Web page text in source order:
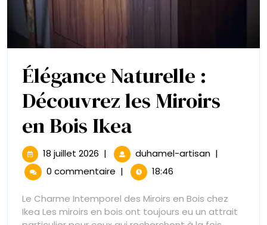
Élégance Naturelle :
Découvrez les Miroirs
en Bois IkeaÉlégance
Naturelle
:
Découvrez
18 juillet 2026 18
juillet
| duhamel-artisanÉlégance
les
Miroirs
|
0 commentaire | 18:46
Le Charme Intemporel des Miroirs en Bois chez
Ikea Les miroirs en bois ont toujours eu un attrait